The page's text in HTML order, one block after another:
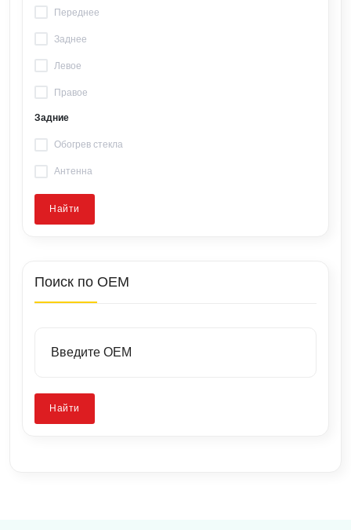
Переднее
Заднее
Левое
Правое
Задние
Обогрев стекла
Антенна
Найти
Поиск по OEM
Найти